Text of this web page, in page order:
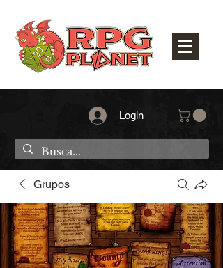
Login
Grupos